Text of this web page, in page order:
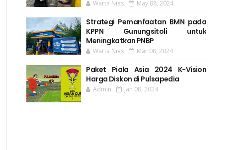
Warta Nias May 08, 2024
Strategi Pemanfaatan BMN pada
KPPN Gunungsitoli untuk
Meningkatkan PNBP
Warta Nias Mar 08, 2024
Paket Piala Asia 2024 K-Vision
Harga Diskon di Pulsapedia
Admin Jan 08, 2024